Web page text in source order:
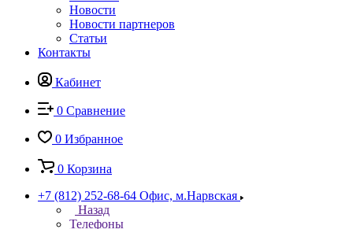
Новости
Новости партнеров
Статьи
Контакты
Кабинет
0 Сравнение
0 Избранное
0 Корзина
+7 (812) 252-68-64 Офис, м.Нарвская
Назад
Телефоны